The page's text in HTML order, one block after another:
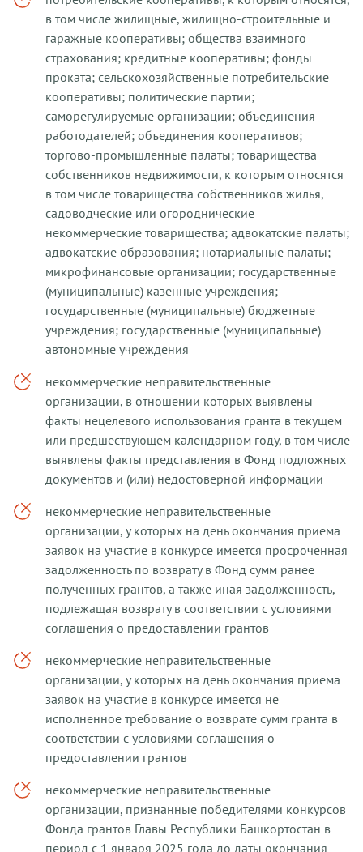
в том числе жилищные, жилищно-строительные и
гаражные кооперативы; общества взаимного
страхования; кредитные кооперативы; фонды
проката; сельскохозяйственные потребительские
кооперативы; политические партии;
саморегулируемые организации; объединения
работодателей; объединения кооперативов;
торгово-промышленные палаты; товарищества
собственников недвижимости, к которым относятся
в том числе товарищества собственников жилья,
садоводческие или огороднические
некоммерческие товарищества; адвокатские палаты;
адвокатские образования; нотариальные палаты;
микрофинансовые организации; государственные
(муниципальные) казенные учреждения;
государственные (муниципальные) бюджетные
учреждения; государственные (муниципальные)
автономные учреждения
некоммерческие неправительственные
организации, в отношении которых выявлены
факты нецелевого использования гранта в текущем
или предшествующем календарном году, в том числе
выявлены факты представления в Фонд подложных
документов и (или) недостоверной информации
некоммерческие неправительственные
организации, у которых на день окончания приема
заявок на участие в конкурсе имеется просроченная
задолженность по возврату в Фонд сумм ранее
полученных грантов, а также иная задолженность,
подлежащая возврату в соответствии с условиями
соглашения о предоставлении грантов
некоммерческие неправительственные
организации, у которых на день окончания приема
заявок на участие в конкурсе имеется не
исполненное требование о возврате сумм гранта в
соответствии с условиями соглашения о
предоставлении грантов
некоммерческие неправительственные
организации, признанные победителями конкурсов
Фонда грантов Главы Республики Башкортостан в
период с 1 января 2025 года до даты окончания